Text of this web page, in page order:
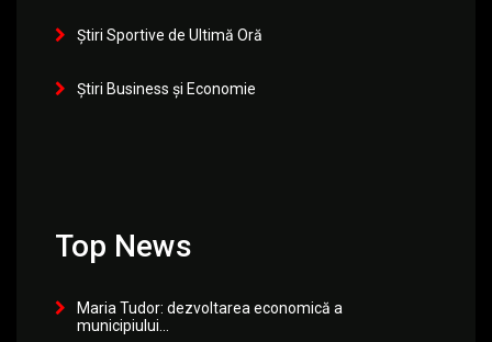
Știri Sportive de Ultimă Oră
Știri Business și Economie
Top News
Maria Tudor: dezvoltarea economică a
municipiului...